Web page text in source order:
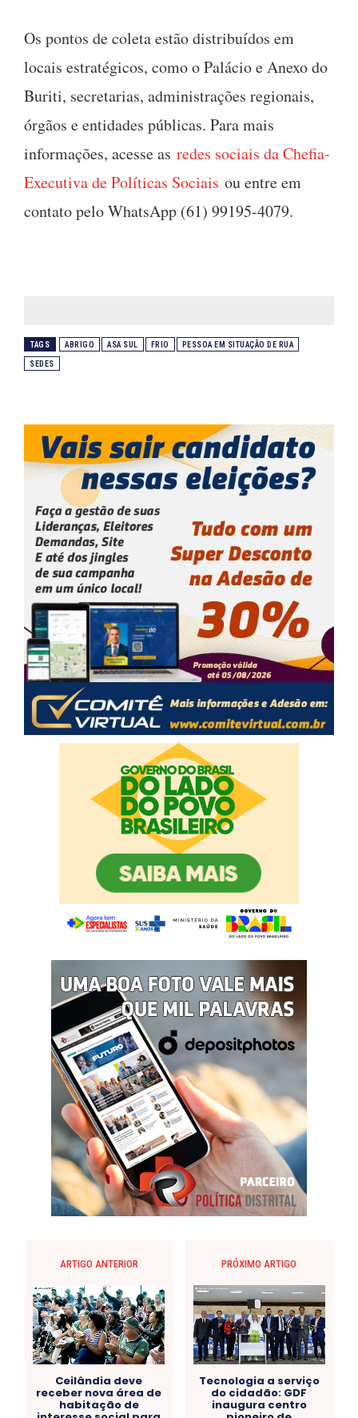
Os pontos de coleta estão distribuídos em
locais estratégicos, como o Palácio e Anexo do
Buriti, secretarias, administrações regionais,
órgãos e entidades públicas. Para mais
informações, acesse as redes sociais da Chefia-
Executiva de Políticas Sociais ou entre em
contato pelo WhatsApp (61) 99195-4079.
TAGS ABRIGO ASA SUL FRIO PESSOA EM SITUAÇÃO DE RUA
SEDES
ARTIGO ANTERIOR
Ceilândia deve
receber nova área de
habitação de
PRÓXIMO ARTIGO
Tecnologia a serviço
do cidadão: GDF
inaugura centro